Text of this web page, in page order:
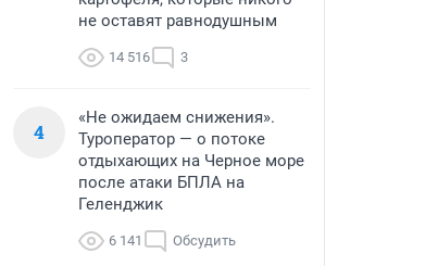
не оставят равнодушным
14 516 3
4
«Не ожидаем снижения».
Туроператор — о потоке
отдыхающих на Черное море
после атаки БПЛА на
Геленджик
6 141 Обсудить